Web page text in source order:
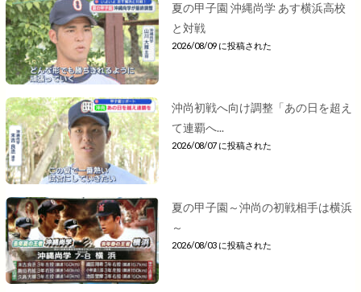
夏の甲子園 沖縄尚学 あす横浜高校
と対戦
2026/08/09 に投稿された
沖尚初戦へ向け調整「あの日を超え
て連覇へ...
2026/08/07 に投稿された
夏の甲子園～沖尚の初戦相手は横浜
～
2026/08/03 に投稿された